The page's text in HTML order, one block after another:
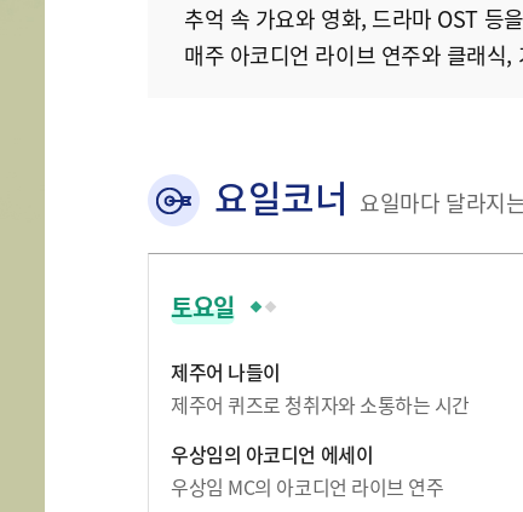
추억 속 가요와 영화, 드라마 OST 등
매주 아코디언 라이브 연주와 클래식
요일코너 요일마다 달라지
토요일
제주어 나들이
제주어 퀴즈로 청취자와 소통하는 시간
우상임의 아코디언 에세이
우상임 MC의 아코디언 라이브 연주